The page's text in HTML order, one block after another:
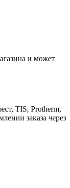
и может
TIS, Protherm,
заказа через